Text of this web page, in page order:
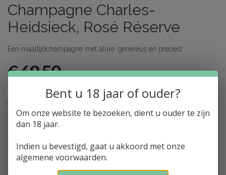
Champagne Charles-
Heidsieck, Rosé Réserve
Een maaltijdchampagne met alure: genereus en precies!
€ 69,50Incl. btw
Aantal
1
Bent u 18 jaar of ouder?
Om onze website te bezoeken, dient u ouder te zijn
dan 18 jaar.
Indien u bevestigd, gaat u akkoord met onze
algemene voorwaarden.